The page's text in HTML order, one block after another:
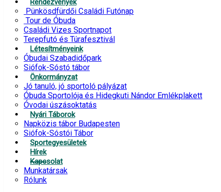
Rendezvények
Pünkösdfürdői Családi Futónap
Tour de Óbuda
Családi Vizes Sportnapot
Terepfutó és Túrafesztivál
Létesítményeink
Óbudai Szabadidőpark
Siófok-Sóstó tábor
Önkormányzat
Jó tanuló, jó sportoló pályázat
Óbuda Sportolója és Hidegkuti Nándor Emlékplakett
Óvodai úszásoktatás
Nyári Táborok
Napközis tábor Budapesten
Siófok-Sóstói Tábor
Sportegyesületek
Hírek
Kapcsolat
Munkatársak
Rólunk